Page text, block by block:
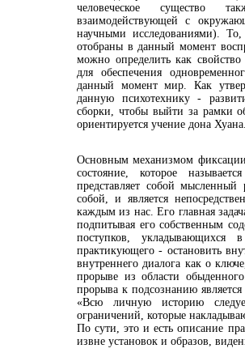
человеческое существо
взаимодействующей с
научными исследованиями).
отобраны в данный момент
можно определить как
для обеспечения
данный момент мир. Как
данную психотехнику -
сборки, чтобы выйти за рамки
ориентируется учение дона
Основным механизмом фиксации
состояние, которое
представляет собой
собой, и является
каждым из нас. Его главная
подпитывая его собственным
поступков, укладывающихся
практикующего - остановить
внутреннего диалога как о
прорыве из области
прорыва к подсознанию
«Всю личную историю
ограничений, которые
По сути, это и есть описание
извне установок и образов,